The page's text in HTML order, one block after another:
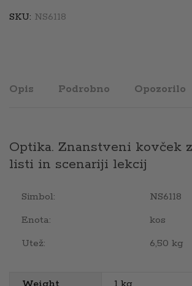
SKU: NS6118
Opis Podrobno Opozorilo
Optika. Znanstveni kovček
listi in scenariji lekcij
Simbol:
NS6118
Enota:
kos
Utež:
6,50 kg